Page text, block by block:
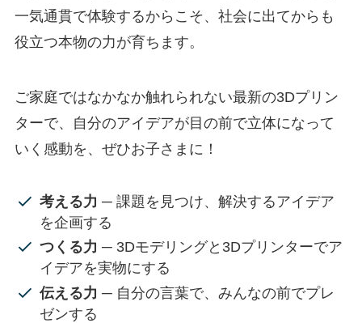
一気通貫で体験するからこそ、社会に出てからも
役立つ本物の力が育ちます。
ご家庭ではなかなか触れられない最新の3Dプリン
ターで、自分のアイデアが目の前で立体になって
いく感動を、ぜひお子さまに！
考える力 ─ 課題を見つけ、解決するアイデア
を企画する
つくる力 ─ 3Dモデリングと3Dプリンターでア
イデアを実物にする
伝える力 ─ 自分の言葉で、みんなの前でプレ
ゼンする